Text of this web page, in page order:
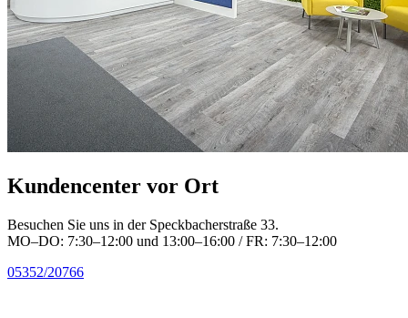
Kundencenter vor Ort
Besuchen Sie uns in der Speckbacherstraße 33.
MO–DO: 7:30–12:00 und 13:00–16:00 / FR: 7:30–12:00
05352/20766